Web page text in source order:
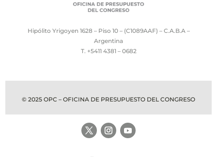
Hipólito Yrigoyen 1628 – Piso 10 – (C1089AAF) – C.A.B.A –
Argentina
T. +5411 4381 – 0682
© 2025 OPC – OFICINA DE PRESUPUESTO DEL CONGRESO